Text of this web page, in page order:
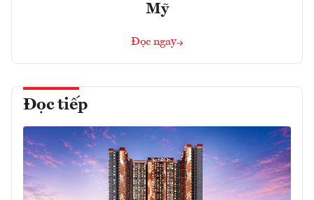
Mỹ
Đọc ngay
Đọc tiếp